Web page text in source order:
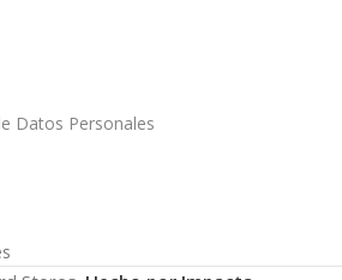
Datos Personales